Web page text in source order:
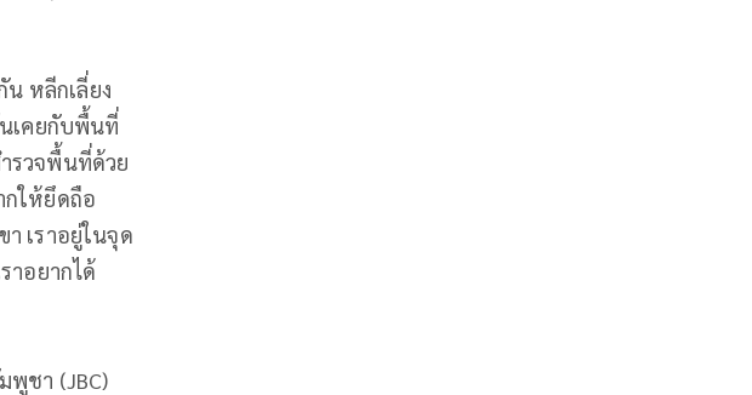
หลีกเลี่ยง
เคยกับพื้นที่
รวจพื้นที่ด้วย
กให้ยึดถือ
เราอยู่ในจุด
าอยากได้
พูชา (JBC)